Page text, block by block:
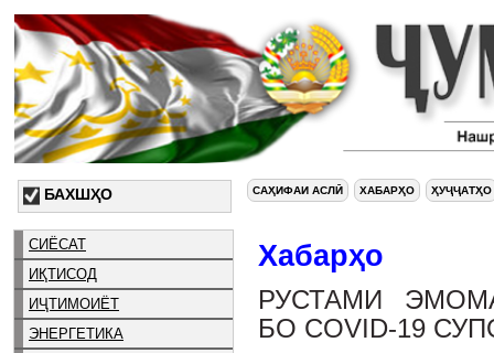
БАХШҲО
СИЁСАТ
ИҚТИСОД
ИҶТИМОИЁТ
ЭНЕРГЕТИКА
САҲИФАИ АСЛӢ ХАБАРҲО ҲУҶҶАТҲО
Хабарҳо
РУСТАМИ
БО COVID-19